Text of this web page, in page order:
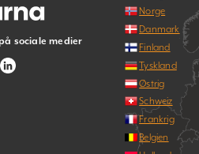
sociale medier
Norge
Danmark
Finland
Tyskland
Østrig
Schweiz
Frankrig
Belgien